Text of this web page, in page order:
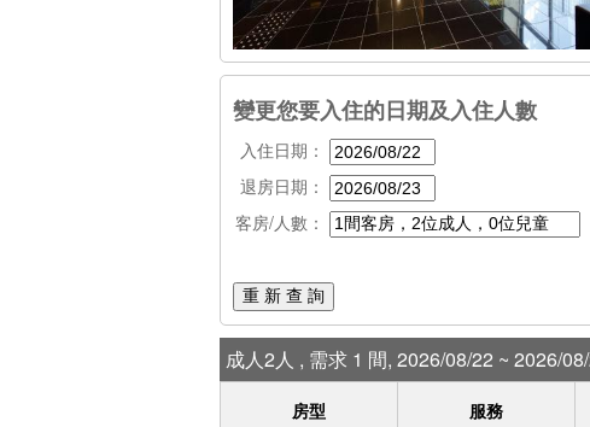
變更您要入住的日期及入住人數
入住日期：
退房日期：
客房/人數：
重 新 查 詢
成人2人 , 需求 1 間, 2026/08/22 ~ 2026/
房型 服務